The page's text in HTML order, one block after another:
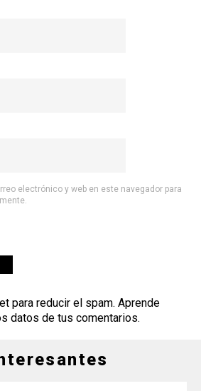
electrónico y web en este navegador para
para reducir el spam. Aprende
datos de tus comentarios.